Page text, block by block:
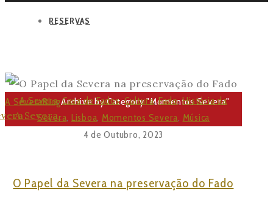
RESERVAS
MOMENTOS
A SeveraBlogArchive by Category "Momentos Severa"
A Severa,Casa de Fados,Cultura,Fado,História da
Severa, Lisboa, Momentos Severa, Música
4 de Outubro, 2023
O Papel da Severa na preservação do Fado